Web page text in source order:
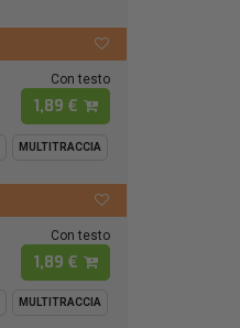
Con testo
1,89 €
MULTITRACCIA
Con testo
1,89 €
MULTITRACCIA